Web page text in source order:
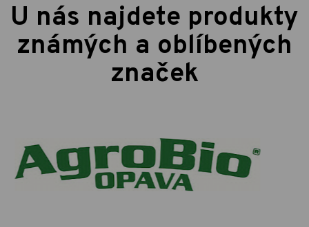
U nás najdete produkty
známých a oblíbených
značek